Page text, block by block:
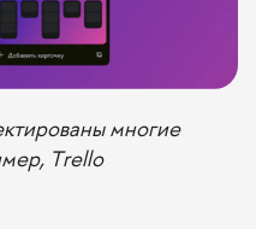
многие
Trello